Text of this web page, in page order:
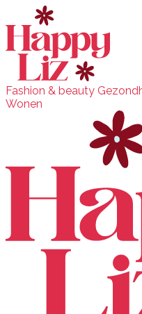
Fashion & beauty
Wonen